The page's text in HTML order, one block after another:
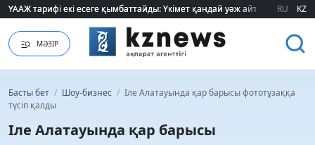
ҮААЖ тарифі екі есеге қымбаттайды: Үкімет қандай уәж айтады?
ҮААЖ тарифі екі есеге қымбаттайды: Үкімет қандай уәж айтады? RU KZ
МӘЗІР
Басты бет / Шоу-бизнес / Іле Алатауында қар барысы фототұзаққа
түсіп қалды
Іле Алатауында қар барысы